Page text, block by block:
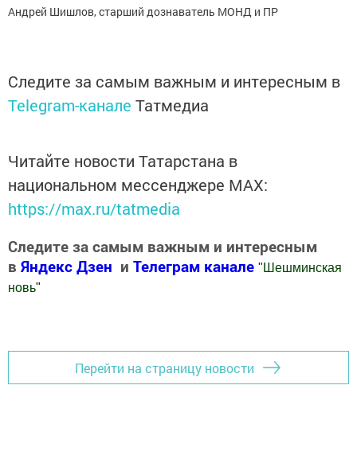
Андрей Шишлов, старший дознаватель МОНД и ПР
Следите за самым важным и интересным в
Telegram-канале Татмедиа
Читайте новости Татарстана в
национальном мессенджере MАХ:
https://max.ru/tatmedia
Следите за самым важным и интересным
в Яндекс Дзен и Телеграм канале " Шешминская
новь"
Перейти на страницу новости